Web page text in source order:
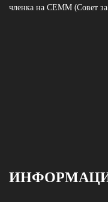
членка на СЕММ (Совет